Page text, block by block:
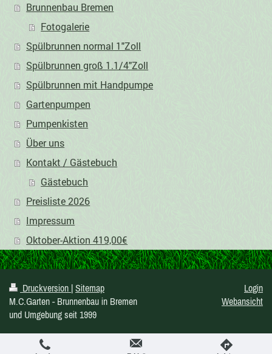
Brunnenbau Bremen
Fotogalerie
Spülbrunnen normal 1"Zoll
Spülbrunnen groß 1.1/4"Zoll
Spülbrunnen mit Handpumpe
Gartenpumpen
Pumpenkisten
Über uns
Kontakt / Gästebuch
Gästebuch
Preisliste 2026
Impressum
Oktober-Aktion 419,00€
Druckversion | Sitemap
M.C.Garten - Brunnenbau in Bremen
und Umgebung seit 1999
Login
Webansicht